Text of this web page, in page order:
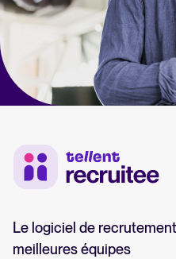
Le logiciel de
meilleures équipes